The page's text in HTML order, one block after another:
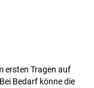
ersten Tragen auf
Bedarf könne die